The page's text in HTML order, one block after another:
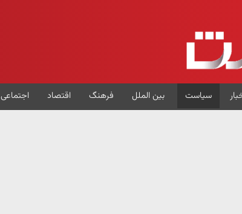
سیاست بین الملل فرهنگ اقتصاد اجتماعی